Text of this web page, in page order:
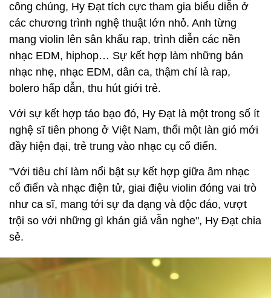
công chúng, Hy Đạt tích cực tham gia biểu diễn ở
các chương trình nghệ thuật lớn nhỏ. Anh từng
mang violin lên sân khấu rap, trình diễn các nền
nhạc EDM, hiphop… Sự kết hợp làm những bản
nhạc nhẹ, nhạc EDM, dân ca, thậm chí là rap,
bolero hấp dẫn, thu hút giới trẻ.
Với sự kết hợp táo bạo đó, Hy Đạt là một trong số ít
nghệ sĩ tiên phong ở Việt Nam, thổi một làn gió mới
đầy hiện đại, trẻ trung vào nhạc cụ cổ điển.
"Với tiêu chí làm nổi bật sự kết hợp giữa âm nhạc
cổ điển và nhạc điện tử, giai điệu violin đóng vai trò
như ca sĩ, mang tới sự đa dạng và độc đáo, vượt
trội so với những gì khán giả vẫn nghe", Hy Đạt chia
sẻ.